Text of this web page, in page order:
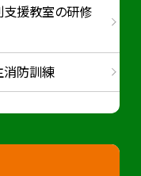
援教室の研修
防訓練